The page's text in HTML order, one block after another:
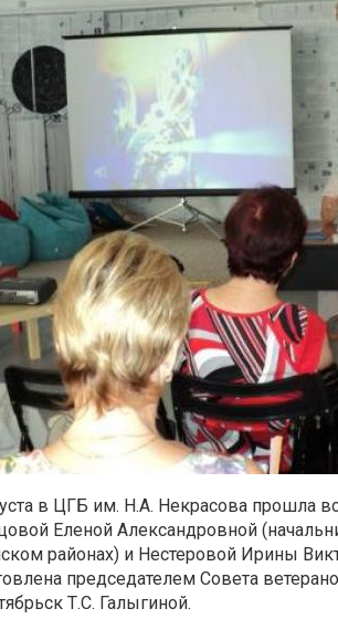
в ЦГБ им. Н.А. Некрасова прошла
Еленой Александровной
районах) и Нестеровой Ирины
председателем Совета
Т.С. Галыгиной.